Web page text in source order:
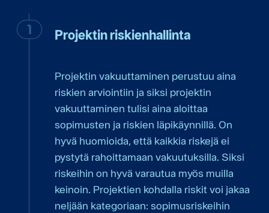
Projektin riskienhallinta
Projektin vakuuttaminen perustuu aina
riskien arviointiin ja siksi projektin
vakuuttaminen tulisi aina aloittaa
sopimusten ja riskien läpikäynnillä. On
hyvä huomioida, että kaikkia riskejä ei
pystytä rahoittamaan vakuutuksilla. Siksi
riskeihin on hyvä varautua myös muilla
keinoin. Projektien kohdalla riskit voi jakaa
neljään kategoriaan: sopimusriskeihin